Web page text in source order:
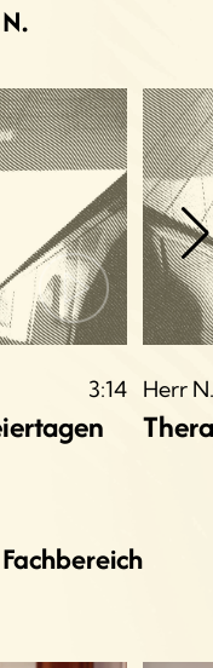
3:14 Herr N.